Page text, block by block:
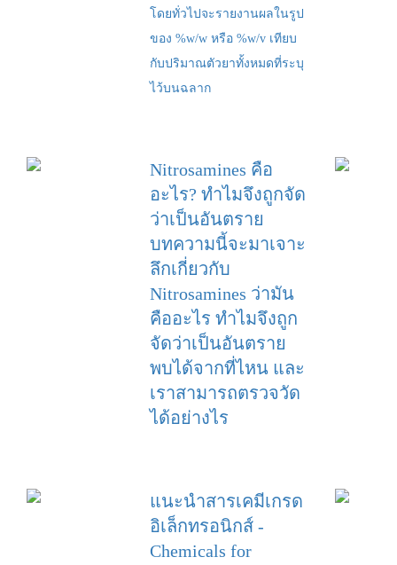
โดยทั่วไปจะรายงานผลในรูป
ของ %w/w หรือ %w/v เทียบ
กับปริมาณตัวยาทั้งหมดที่ระบุ
ไว้บนฉลาก
Nitrosamines คือ
อะไร? ทำไมจึงถูกจัด
ว่าเป็นอันตราย
บทความนี้จะมาเจาะ
ลึกเกี่ยวกับ
Nitrosamines ว่ามัน
คืออะไร ทำไมจึงถูก
จัดว่าเป็นอันตราย
พบได้จากที่ไหน และ
เราสามารถตรวจวัด
ได้อย่างไร
แนะนำสารเคมีเกรด
อิเล็กทรอนิกส์ -
Chemicals for